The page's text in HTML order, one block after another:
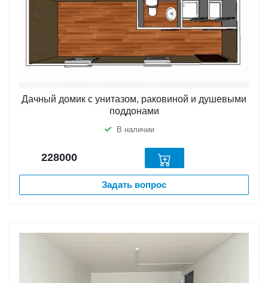
Дачный домик с унитазом, раковиной и душевыми
поддонами
В наличии
228000
Задать вопрос